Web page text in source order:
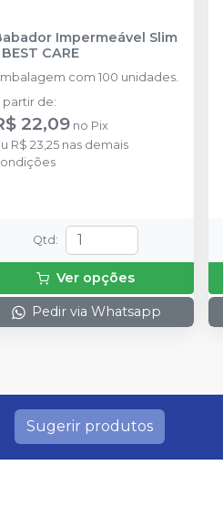
Impermeável Slim
BEST CARE
com 100 unidades.
partir de:
22,09 no Pix
R$ 23,25nas demais
Qtd :
Ver opções
Pedir via Whatsapp
Sugerir produtos